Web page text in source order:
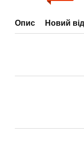
Опис Новий